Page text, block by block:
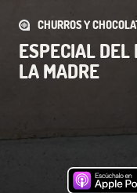
CHURROS Y
ESPECIAL DEL
LA MADRE